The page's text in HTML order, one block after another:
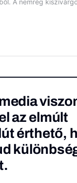
az elmúlt
érthető,